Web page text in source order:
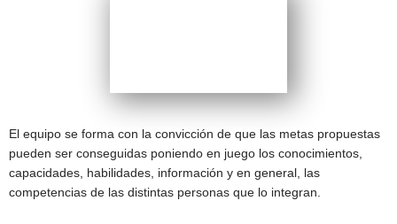
El equipo se forma con la convicción de que las metas propuestas
pueden ser conseguidas poniendo en juego los conocimientos,
capacidades, habilidades, información y en general, las
competencias de las distintas personas que lo integran.